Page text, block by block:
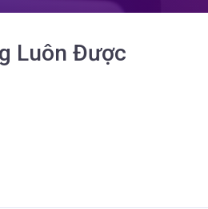
Luôn Được